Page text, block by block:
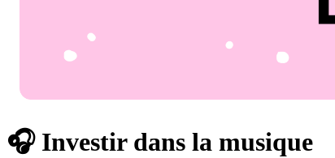
🎧 Investir dans la musique